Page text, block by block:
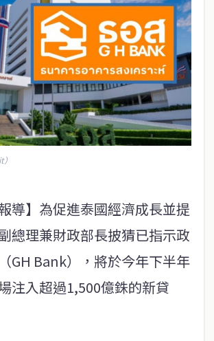
導】為促進泰國經濟成長並提
總理兼財政部長披猜已指示政
GH Bank），將於今年下半年
注入超過1,500億銖的新貸